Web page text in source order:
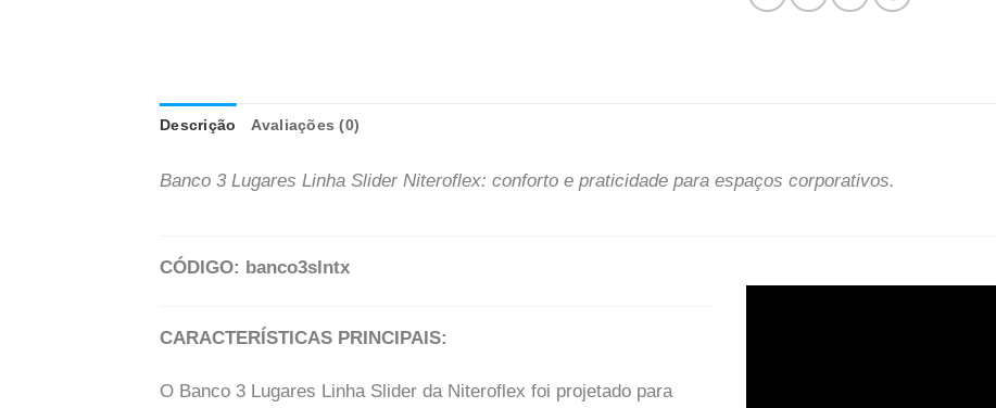
Descrição Avaliações (0)
Banco 3 Lugares Linha Slider Niteroflex: conforto e praticidade para espaços corporativos.
CÓDIGO: banco3slntx
CARACTERÍSTICAS PRINCIPAIS:
O Banco 3 Lugares Linha Slider da Niteroflex foi projetado para